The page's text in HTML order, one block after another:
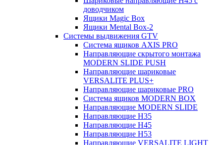
доводчиком
Ящики Magic Box
Ящики Mental Box-2
Системы выдвижения GTV
Система ящиков AXIS PRO
Направляющие скрытого монтажа
MODERN SLIDE PUSH
Направляющие шариковые
VERSALITE PLUS+
Направляющие шариковые PRO
Система ящиков MODERN BOX
Направляющие MODERN SLIDE
Направляющие H35
Направляющие H45
Направляющие H53
Направляющие VERSALITE LIGHT